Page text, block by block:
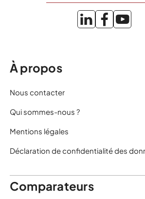
À propos
Nous contacter
Qui sommes-nous ?
Mentions légales
Déclaration de confidentialité des
Comparateurs